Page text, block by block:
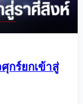
กร์ยกเข้าสู่